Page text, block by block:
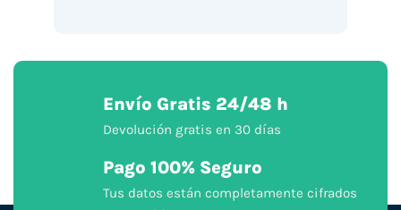
Envío Gratis 24/48 h
Devolución gratis en 30 días
Pago 100% Seguro
Tus datos están completamente cifrados